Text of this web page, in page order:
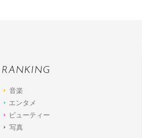
RANKING
音楽
エンタメ
ビューティー
写真